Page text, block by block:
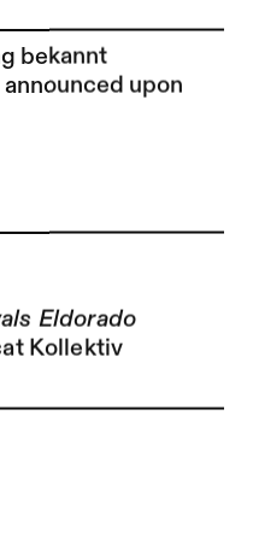
bekannt
upon
Eldorado
Kollektiv